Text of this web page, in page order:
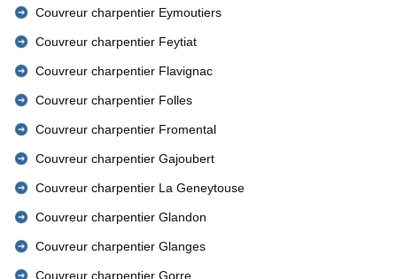
Couvreur charpentier Eymoutiers
Couvreur charpentier Feytiat
Couvreur charpentier Flavignac
Couvreur charpentier Folles
Couvreur charpentier Fromental
Couvreur charpentier Gajoubert
Couvreur charpentier La Geneytouse
Couvreur charpentier Glandon
Couvreur charpentier Glanges
Couvreur charpentier Gorre